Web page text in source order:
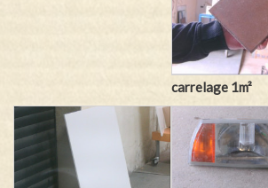
carrelage 1m²